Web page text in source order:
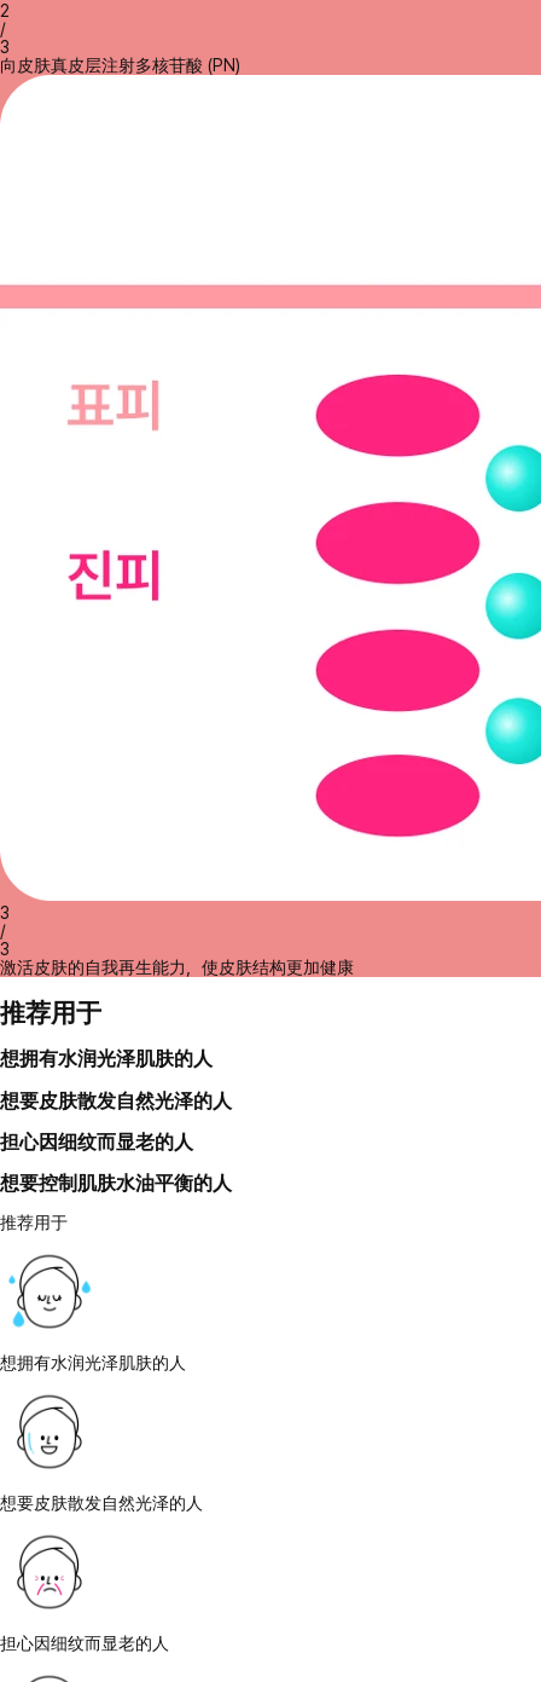
2
/
3
向皮肤真皮层注射多核苷酸 (PN)
3
/
3
激活皮肤的自我再生能力，使皮肤结构更加健康
推荐用于
想拥有水润光泽肌肤的人
想要皮肤散发自然光泽的人
担心因细纹而显老的人
想要控制肌肤水油平衡的人
推荐用于
想拥有水润光泽肌肤的人
想要皮肤散发自然光泽的人
担心因细纹而显老的人